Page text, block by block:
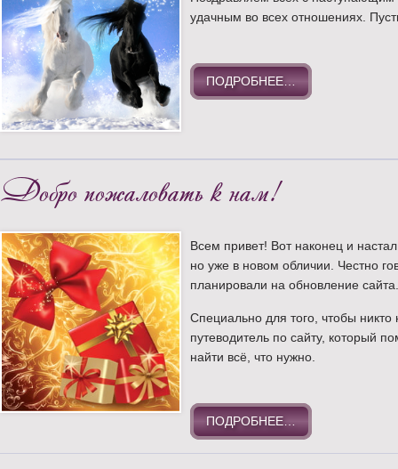
удачным во всех отношениях.
ПОДРОБНЕЕ…
Добро пожаловать к нам!
Всем привет! Вот наконец и
но уже в новом обличии. Честно
планировали на обновление сайта.
Специально для того, чтобы
путеводитель по сайту, который
найти всё, что нужно.
ПОДРОБНЕЕ…